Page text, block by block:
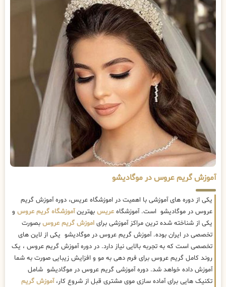
آموزش گریم عروس در موگادیشو
یکی از دوره های آموزشی با اهمیت در اموزشگاه عریس، دوره آموزش گریم
عروس در موگادیشو است. آموزشگاه عریس بهترینآموزشگاه گریم عروس و
یکی از شناخته شده ترین مراکز آموزشی برای اموزش گریم عروس بصورت
تخصصی در ایران بوده. آموزش گریم عروس در موگادیشو یکی از لاین های
تخصصی است که به تجربه بالایی نیاز دارد. در دوره آموزش گریم عروس ، یک
روند کامل گریم عروس برای فرم دهی به مو و افزایش زیبایی صورت به شما
آموزش داده خواهد شد. دوره آموزشی گریم عروس در موگادیشو شامل
تکنیک هایی برای آماده سازی موی مشتری قبل از شروع کار،آموزش گریم